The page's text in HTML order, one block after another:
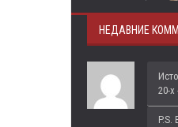
НЕДАВНИЕ
20-х